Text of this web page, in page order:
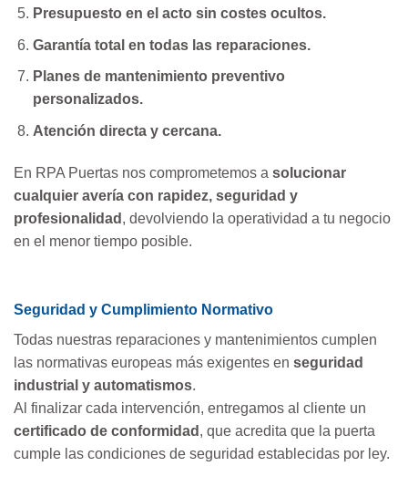
Presupuesto en el acto sin costes ocultos.
Garantía total en todas las reparaciones.
Planes de mantenimiento preventivo
personalizados.
Atención directa y cercana.
En RPA Puertas nos comprometemos a solucionar
cualquier avería con rapidez, seguridad y
profesionalidad , devolviendo la operatividad a tu negocio
en el menor tiempo posible.
Seguridad y Cumplimiento Normativo
Todas nuestras reparaciones y mantenimientos cumplen
las normativas europeas más exigentes en seguridad
industrial y automatismos.
Al finalizar cada intervención, entregamos al cliente un
certificado de conformidad , que acredita que la puerta
cumple las condiciones de seguridad establecidas por ley.